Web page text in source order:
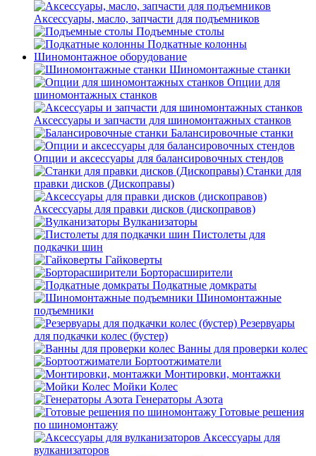
Аксессуары, масло, запчасти для подъемников
Подъемные столы
Подкатные колонны
Шиномонтажное оборудование
Шиномонтажные станки
Опции для
шиномонтажных станков
Аксессуары и запчасти для шиномонтажных станков
Балансировочные станки
Опции и аксессуары для балансировочных стендов
Станки для
правки дисков (Дископравы)
Аксессуары для правки дисков (дископравов)
Вулканизаторы
Пистолеты для
подкачки шин
Гайковерты
Борторасширители
Подкатные домкраты
Шиномонтажные
подъемники
Резервуары
для подкачки колес (бустер)
Ванны для проверки колес
Бортоотжиматели
Монтировки, монтажки
Мойки Колес
Генераторы Азота
Готовые решения
по шиномонтажу
Аксессуары для
вулканизаторов